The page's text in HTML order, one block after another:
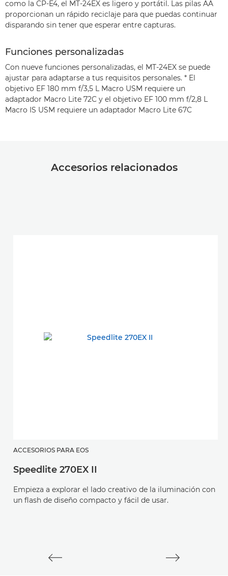
como la CP-E4, el MT-24EX es ligero y portátil. Las pilas AA
proporcionan un rápido reciclaje para que puedas continuar
disparando sin tener que esperar entre capturas.
Funciones personalizadas
Con nueve funciones personalizadas, el MT-24EX se puede
ajustar para adaptarse a tus requisitos personales. * El
objetivo EF 180 mm f/3,5 L Macro USM requiere un
adaptador Macro Lite 72C y el objetivo EF 100 mm f/2,8 L
Macro IS USM requiere un adaptador Macro Lite 67C
Accesorios relacionados
ACCESORIOS PARA EOS
Speedlite 270EX II
Empieza a explorar el lado creativo de la iluminación con
un flash de diseño compacto y fácil de usar.